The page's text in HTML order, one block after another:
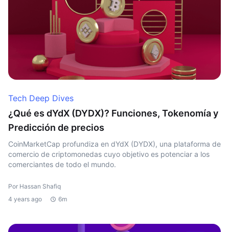
Tech Deep Dives
¿Qué es dYdX (DYDX)? Funciones, Tokenomía y
Predicción de precios
CoinMarketCap profundiza en dYdX (DYDX), una plataforma de
comercio de criptomonedas cuyo objetivo es potenciar a los
comerciantes de todo el mundo.
Por Hassan Shafiq
4 years ago
6m